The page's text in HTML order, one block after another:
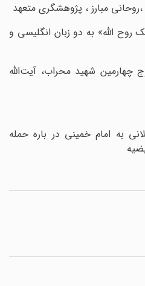
مبارز ، پژوهشگری متعهد
الله» به دو زبان انگلیسی و
شهید محراب، آیت‌الله
به امام خمینی در باره حمله